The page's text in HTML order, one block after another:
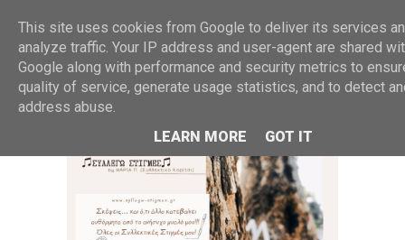
MENU
This site uses cookies from Google to deliver its services
analyze traffic. Your IP address and user-agent are shared
Google along with performance and security metrics to
quality of service, generate usage statistics, and to detect
address abuse.
LEARN MORE
GOT IT